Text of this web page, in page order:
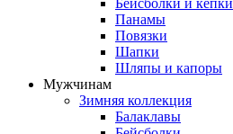
Бейсболки и кепки
Панамы
Повязки
Шапки
Шляпы и капоры
Мужчинам
Зимняя коллекция
Балаклавы